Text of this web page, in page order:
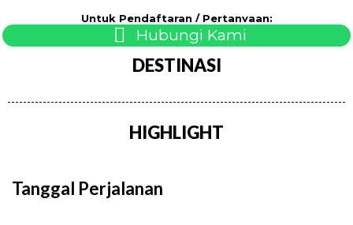
Untuk Pendaftaran / Pertanyaan:
Hubungi Kami
DESTINASI
HIGHLIGHT
Tanggal Perjalanan